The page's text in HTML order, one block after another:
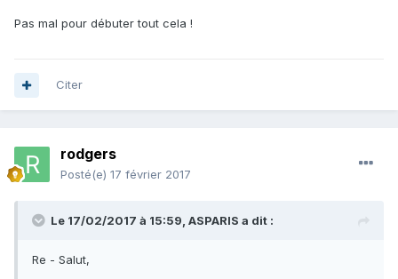
Pas mal pour débuter tout cela !
Citer
rodgers
Posté(e) 17 février 2017
Le 17/02/2017 à 15:59, ASPARIS a dit :
Re - Salut,